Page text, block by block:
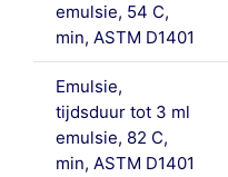
emulsie, 54 C,
min, ASTM D1401
Emulsie,
tijdsduur tot 3 ml
emulsie, 82 C,
min, ASTM D1401